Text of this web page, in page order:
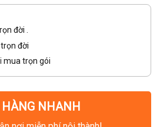
đời .
đời
mua trọn gói
NHANH